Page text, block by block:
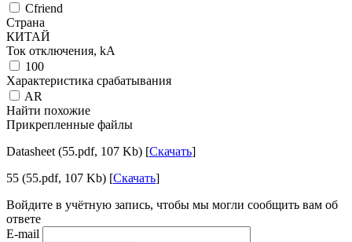
Cfriend
Страна
КИТАЙ
Ток отключения, kА
100
Характеристика срабатывания
AR
Найти похожие
Прикрепленные файлы
Datasheet (55.pdf, 107 Kb) [Скачать]
55 (55.pdf, 107 Kb) [Скачать]
Войдите в учётную запись, чтобы мы могли сообщить вам об
ответе
E-mail